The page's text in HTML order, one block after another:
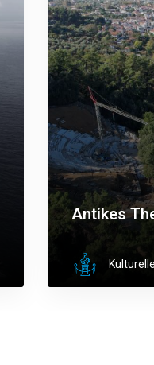
Antikes